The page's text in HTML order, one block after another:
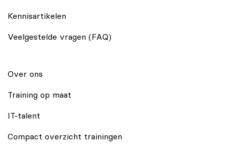
Kennisartikelen
Veelgestelde vragen (FAQ)
Over ons
Training op maat
IT-talent
Compact overzicht trainingen